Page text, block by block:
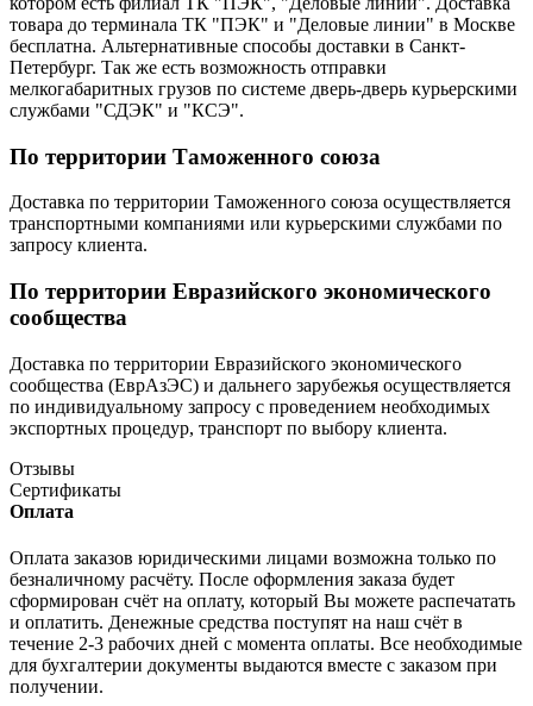
товара до терминала ТК "ПЭК" и "Деловые линии" в Москве
бесплатна. Альтернативные способы доставки в Санкт-
Петербург. Так же есть возможность отправки
мелкогабаритных грузов по системе дверь-дверь курьерскими
службами "СДЭК" и "КСЭ".
По территории Таможенного союза
Доставка по территории Таможенного союза осуществляется
транспортными компаниями или курьерскими службами по
запросу клиента.
По территории Евразийского экономического
сообщества
Доставка по территории Евразийского экономического
сообщества (ЕврАзЭС) и дальнего зарубежья осуществляется
по индивидуальному запросу с проведением необходимых
экспортных процедур, транспорт по выбору клиента.
Отзывы
Сертификаты
Оплата
Оплата заказов юридическими лицами возможна только по
безналичному расчёту. После оформления заказа будет
сформирован счёт на оплату, который Вы можете распечатать
и оплатить. Денежные средства поступят на наш счёт в
течение 2-3 рабочих дней с момента оплаты. Все необходимые
для бухгалтерии документы выдаются вместе с заказом при
получении.